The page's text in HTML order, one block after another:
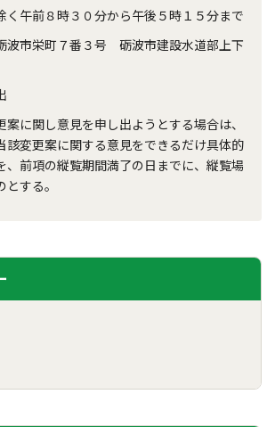
午前８時３０分から午後５時１５分まで
市栄町７番３号 砺波市建設水道部上下
案に関し意見を申し出ようとする場合は、
該変更案に関する意見をできるだけ具体的
、前項の縦覧期間満了の日までに、縦覧場
する。